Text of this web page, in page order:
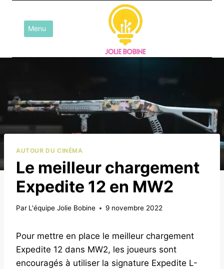
contenuMenu
AUTOUR DU CINÉMA
Le meilleur chargement
Expedite 12 en MW2
Par L'équipe Jolie Bobine 9 novembre 2022
Pour mettre en place le meilleur chargement
Expedite 12 dans MW2, les joueurs sont
encouragés à utiliser la signature Expedite L-